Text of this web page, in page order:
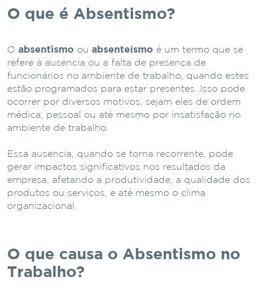
O que é Absentismo?
O absentismo ou absenteísmo é um termo que se
refere à ausência ou a falta de presença de
funcionários no ambiente de trabalho, quando estes
estão programados para estar presentes. Isso pode
ocorrer por diversos motivos, sejam eles de ordem
médica, pessoal ou até mesmo por insatisfação no
ambiente de trabalho.
Essa ausência, quando se torna recorrente, pode
gerar impactos significativos nos resultados da
empresa, afetando a produtividade, a qualidade dos
produtos ou serviços, e até mesmo o clima
organizacional.
O que causa o Absentismo no
Trabalho?